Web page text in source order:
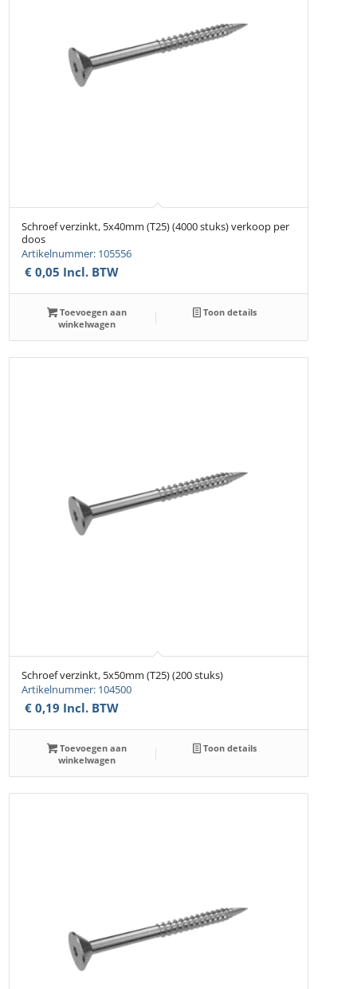
Schroef verzinkt, 5x40mm (T25) (4000 stuks) verkoop per
doos
Artikelnummer: 105556
€ 0,05 Incl. BTW
Toevoegen aan
winkelwagen
Toon details
Schroef verzinkt, 5x50mm (T25) (200 stuks)
Artikelnummer: 104500
€ 0,19 Incl. BTW
Toevoegen aan
winkelwagen
Toon details